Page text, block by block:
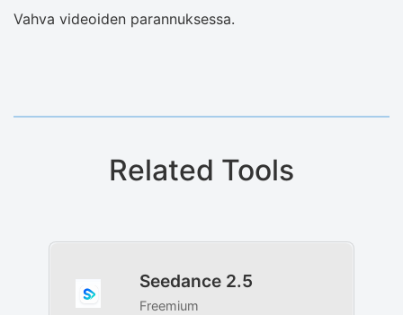
Vahva videoiden parannuksessa.
Related Tools
Seedance 2.5
Freemium